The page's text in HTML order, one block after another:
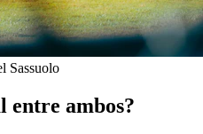
Sassuolo
entre ambos?